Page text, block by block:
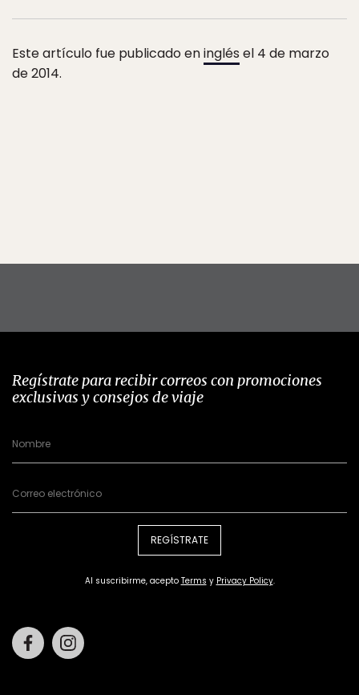
Este artículo fue publicado eninglés el 4 de marzo
de 2014.
Regístrate para recibir correos con promociones
exclusivas y consejos de viaje
REGÍSTRATE
Al suscribirme, acepto Terms y Privacy Policy.
Facebook